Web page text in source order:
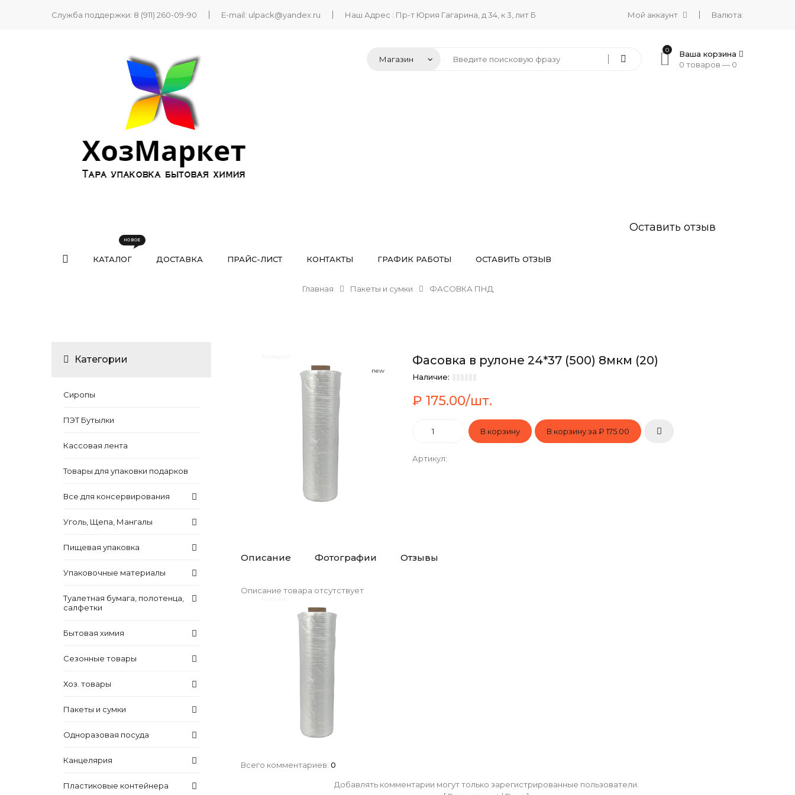
Служба поддержки: 8 (911) 260-09-90 E-mail: ulpack@yandex.ru Наш Адрес : Пр-т Юрия Гагарина, д 34, к 3, лит Б Мой аккаунт Валюта:
0
Ваша корзина
0 товаров — 0
Оставить отзыв
КАТАЛОГ ДОСТАВКА ПРАЙС-ЛИСТ КОНТАКТЫ ГРАФИК РАБОТЫ ОСТАВИТЬ ОТЗЫВ
Главная Пакеты и сумки ФАСОВКА ПНД
new
Фасовка в рулоне 24*37 (500) 8мкм (20)
Наличие:
₽ 175.00/шт.
В корзину за ₽ 175.00
Артикул:
Описание Фотографии Отзывы
Описание товара отсутствует
Всего комментариев:0
Добавлять комментарии могут только зарегистрированные пользователи.
Категории
Сиропы
ПЭТ Бутылки
Кассовая лента
Товары для упаковки подарков
Все для консервирования
Уголь, Щепа, Мангалы
Пищевая упаковка
Упаковочные материалы
Туалетная бумага, полотенца,
салфетки
Бытовая химия
Сезонные товары
Хоз. товары
Пакеты и сумки
Одноразовая посуда
Канцелярия
Пластиковые контейнера